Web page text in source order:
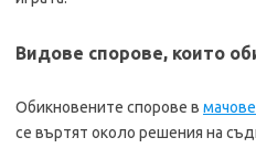
Видове спорове, които
Обикновените спорове в
се въртят около решения на